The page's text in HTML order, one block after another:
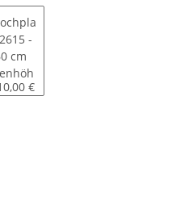
auf Anfrage ) - montiert
( andere Farben auf
2615 - 160 cm
€